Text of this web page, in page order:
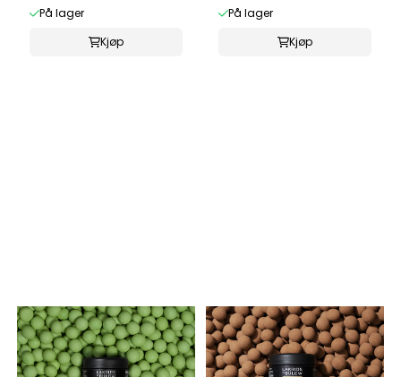
På lager
Kjøp
På lager
Kjøp